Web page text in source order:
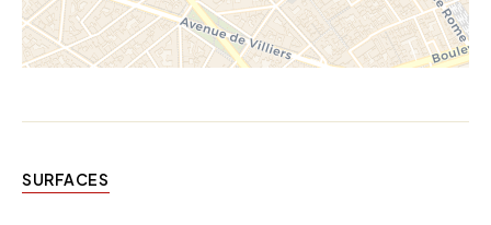
SURFACES